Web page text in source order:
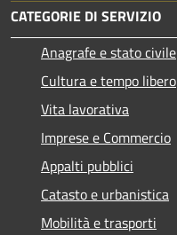
CATEGORIE DI SERVIZIO
Anagrafe e stato civile
Cultura e tempo libero
Vita lavorativa
Imprese e Commercio
Appalti pubblici
Catasto e urbanistica
Mobilità e trasporti